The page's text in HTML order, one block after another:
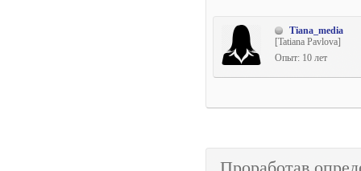
Tiana_media
[Tatiana Pavlova]
Опыт: 10 лет